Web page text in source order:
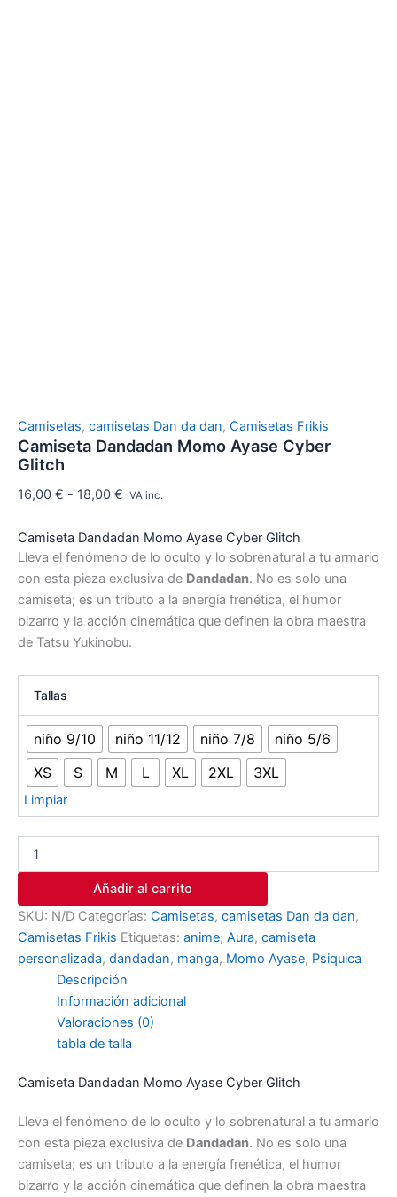
Camisetas, camisetas Dan da dan, Camisetas Frikis
Camiseta Dandadan Momo Ayase Cyber
Glitch
16,00 € - 18,00 € IVA inc.
Camiseta Dandadan Momo Ayase Cyber Glitch
Lleva el fenómeno de lo oculto y lo sobrenatural a tu armario
con esta pieza exclusiva de Dandadan. No es solo una
camiseta; es un tributo a la energía frenética, el humor
bizarro y la acción cinemática que definen la obra maestra
de Tatsu Yukinobu.
Tallas
niño 9/10 niño 11/12 niño 7/8
niño 5/6
XS
S M L XL 2XL 3XL
Limpiar
Añadir al carrito
SKU: N/D Categorías: Camisetas, camisetas Dan da dan,
Camisetas Frikis Etiquetas: anime, Aura, camiseta
personalizada, dandadan, manga, Momo Ayase, Psiquica
Descripción
Información adicional
Valoraciones (0)
tabla de talla
Camiseta Dandadan Momo Ayase Cyber Glitch
Lleva el fenómeno de lo oculto y lo sobrenatural a tu armario
con esta pieza exclusiva de Dandadan. No es solo una
camiseta; es un tributo a la energía frenética, el humor
bizarro y la acción cinemática que definen la obra maestra